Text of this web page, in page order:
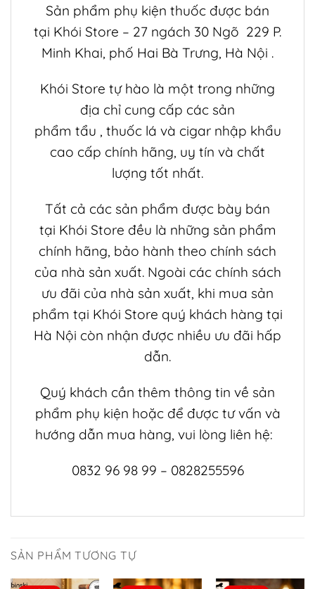
Sản phẩm phụ kiện thuốc được bán
tại Khói Store – 27 ngách 30 Ngõ 229 P.
Minh Khai, phố Hai Bà Trưng, Hà Nội .
Khói Store tự hào là một trong những
địa chỉ cung cấp các sản
phẩm tẩu , thuốc lá và cigar nhập khẩu
cao cấp chính hãng, uy tín và chất
lượng tốt nhất.
Tất cả các sản phẩm được bày bán
tại Khói Store đều là những sản phẩm
chính hãng, bảo hành theo chính sách
của nhà sản xuất. Ngoài các chính sách
ưu đãi của nhà sản xuất, khi mua sản
phẩm tại Khói Store quý khách hàng tại
Hà Nội còn nhận được nhiều ưu đãi hấp
dẫn.
Quý khách cần thêm thông tin về sản
phẩm phụ kiện hoặc để được tư vấn và
hướng dẫn mua hàng, vui lòng liên hệ:
0832 96 98 99 – 0828255596
SẢN PHẨM TƯƠNG TỰ